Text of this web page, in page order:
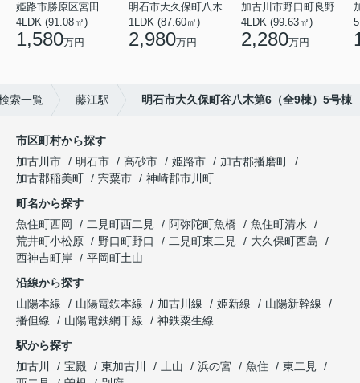
姫路市勝原区宮田
4LDK (91.08㎡)
1,580万円
明石市大久保町八木
1LDK (87.60㎡)
2,980万円
加古川市野口町良野
4LDK (99.63㎡)
2,280万円
索一覧 藤江駅 明石市大久保町谷八木第6（全9棟）5号棟
市区町村から探す
加古川市
明石市 高砂市 姫路市
加古郡播磨町
加古郡稲美町
宍粟市
神崎郡市川町
町名から探す
魚住町西岡
二見町西二見 阿弥陀町魚橋
魚住町清水
荒井町小松原
野口町野口 二見町東二見
大久保町西島
西神吉町岸
平岡町土山
沿線から探す
山陽本線
山陽電鉄本線 加古川線 姫新線
山陽新幹線
播但線
山陽電鉄網干線
神鉄粟生線
駅から探す
加古川
宝殿 東加古川 土山 浜の宮 魚住
東二見